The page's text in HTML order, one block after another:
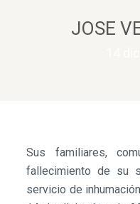
JOSE
Sus familiares,
fallecimiento de su
servicio de